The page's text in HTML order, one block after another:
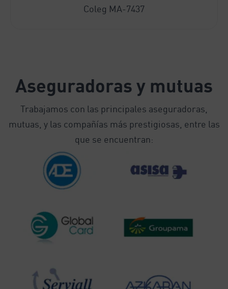
Coleg MA-7437
Aseguradoras y mutuas
Trabajamos con las principales aseguradoras,
mutuas, y las compañías más prestigiosas, entre las
que se encuentran: